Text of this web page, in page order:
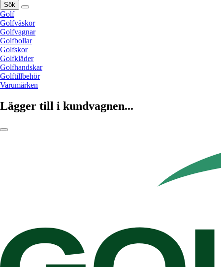
Sök
Golf
Golfväskor
Golfvagnar
Golfbollar
Golfskor
Golfkläder
Golfhandskar
Golftillbehör
Varumärken
Lägger till i kundvagnen...